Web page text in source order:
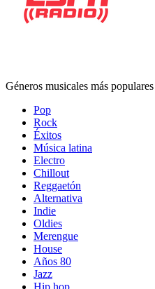
Géneros musicales más populares
Pop
Rock
Éxitos
Música latina
Electro
Chillout
Reggaetón
Alternativa
Indie
Oldies
Merengue
House
Años 80
Jazz